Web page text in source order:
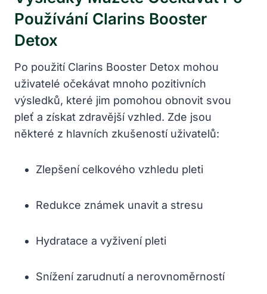
Používání Clarins Booster
Detox
Po použití Clarins Booster Detox mohou
uživatelé očekávat mnoho pozitivních
výsledků, které jim pomohou obnovit svou
pleť a získat zdravější vzhled. Zde jsou
některé z hlavních zkušeností uživatelů:
Zlepšení celkového vzhledu pleti
Redukce známek unavit a stresu
Hydratace a vyživení pleti
Snížení zarudnutí a nerovnoměrností